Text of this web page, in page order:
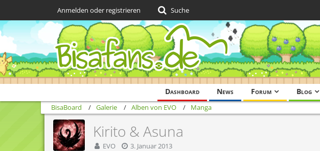
Dashboard News Forum Blog
Anmelden oder registrieren Suche
BisaBoard Galerie Alben von EVO Manga
Kirito & Asuna
EVO 3. Januar 2013